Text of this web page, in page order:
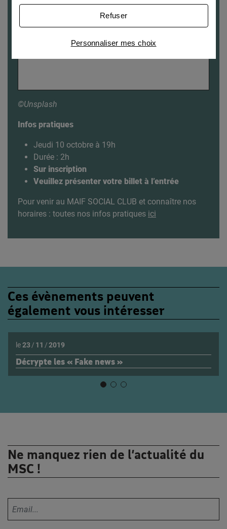
©Unsplash
Infos pratiques
Jeudi 10 octobre à 19h
Durée : 2h
Sur inscription
Veuillez présenter votre billet à l’entrée
Pour venir au MAIF SOCIAL CLUB et connaître nos
horaires : toutes nos infos pratiques ici
Ces évènements peuvent
également vous intéresser
Décrypte les « Fake news »
le23/ 11 /2019
Ne manquez rien de l’actualité du
MSC !
publicités personnalisées
Personnaliser mes choix
Refuser